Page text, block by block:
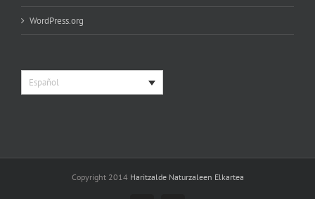
WordPress.org
Español
Copyright 2014 Haritzalde Naturzaleen Elkartea